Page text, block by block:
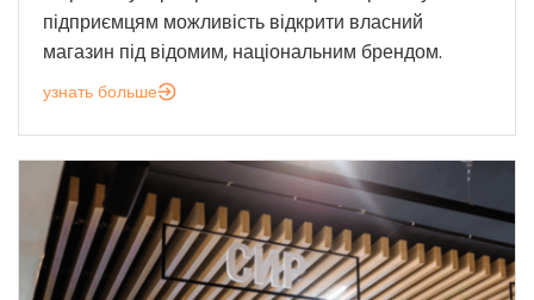
підприємцям можливість відкрити власний
магазин під відомим, національним брендом.
узнать больше